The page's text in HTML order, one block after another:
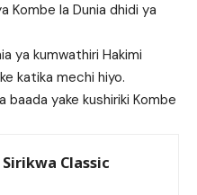
Kombe la Dunia dhidi ya
ya kumwathiri Hakimi
katika mechi hiyo.
baada yake kushiriki Kombe
Classic